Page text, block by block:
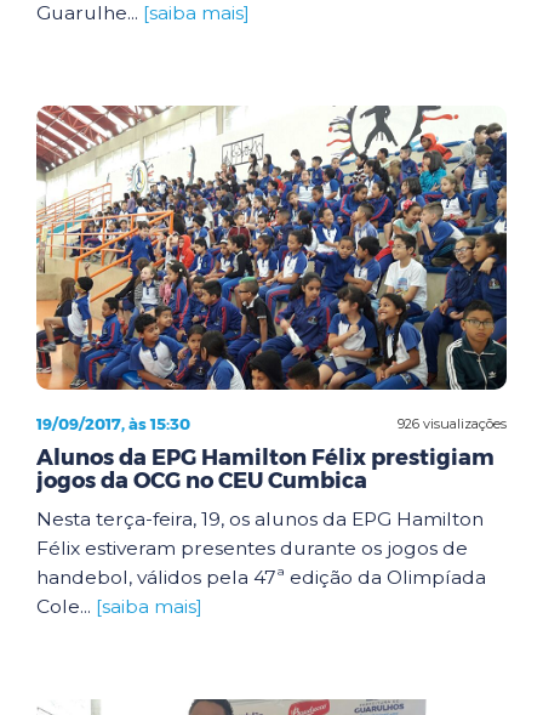
Guarulhe... [saiba mais]
926 visualizações
19/09/2017, às 15:30
Alunos da EPG Hamilton Félix prestigiam
jogos da OCG no CEU Cumbica
Nesta terça-feira, 19, os alunos da EPG Hamilton
Félix estiveram presentes durante os jogos de
handebol, válidos pela 47ª edição da Olimpíada
Cole... [saiba mais]